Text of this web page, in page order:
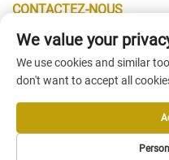
CONTACTEZ-NOUS
INFORMATIONS
Copyright © Fuzhou Jiayi
We value your
We use cookies and similar
don't want to accept all